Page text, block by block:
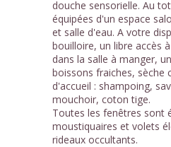
douche sensorielle. Au
équipées d'un espace
et salle d'eau. A votre
bouilloire, un libre accès
dans la salle à manger,
boissons fraiches, sèche
d'accueil : shampoing,
mouchoir, coton tige.
Toutes les fenêtres sont
moustiquaires et volets
rideaux occultants.